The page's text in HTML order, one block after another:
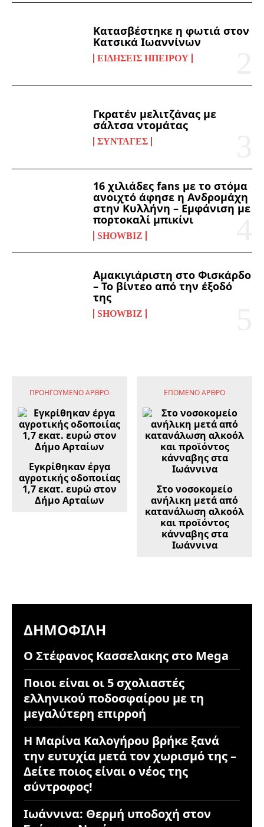
Κατασβέστηκε η φωτιά στον
Κατσικά Ιωαννίνων
ΕΙΔΉΣΕΙΣ ΗΠΕΊΡΟΥ
Γκρατέν μελιτζάνας με
σάλτσα ντομάτας
ΣΥΝΤΑΓΈΣ
16 χιλιάδες fans με το στόμα
ανοιχτό άφησε η Ανδρομάχη
στην Κυλλήνη – Εμφάνιση με
πορτοκαλί μπικίνι
SHOWBIZ
Αμακιγιάριστη στο Φισκάρδο
– Το βίντεο από την έξοδό
της
SHOWBIZ
ΠΡΟΗΓΟΎΜΕΝΟ ΆΡΘΡΟ
Εγκρίθηκαν έργα
αγροτικής οδοποιίας
1,7 εκατ. ευρώ στον
Δήμο Αρταίων
ΕΠΌΜΕΝΟ ΆΡΘΡΟ
Στο νοσοκομείο
ανήλικη μετά από
κατανάλωση αλκοόλ
και προϊόντος
κάνναβης στα
Ιωάννινα
ΔΗΜΟΦΙΛΉ
Ο Στέφανος Κασσελακης στο Mega
Ποιοι είναι οι 5 σχολιαστές
ελληνικού ποδοσφαίρου με τη
μεγαλύτερη επιρροή
Η Μαρίνα Καλογήρου βρήκε ξανά
την ευτυχία μετά τον χωρισμό της –
Δείτε ποιος είναι ο νέος της
σύντροφος!
Ιωάννινα: Θερμή υποδοχή στον